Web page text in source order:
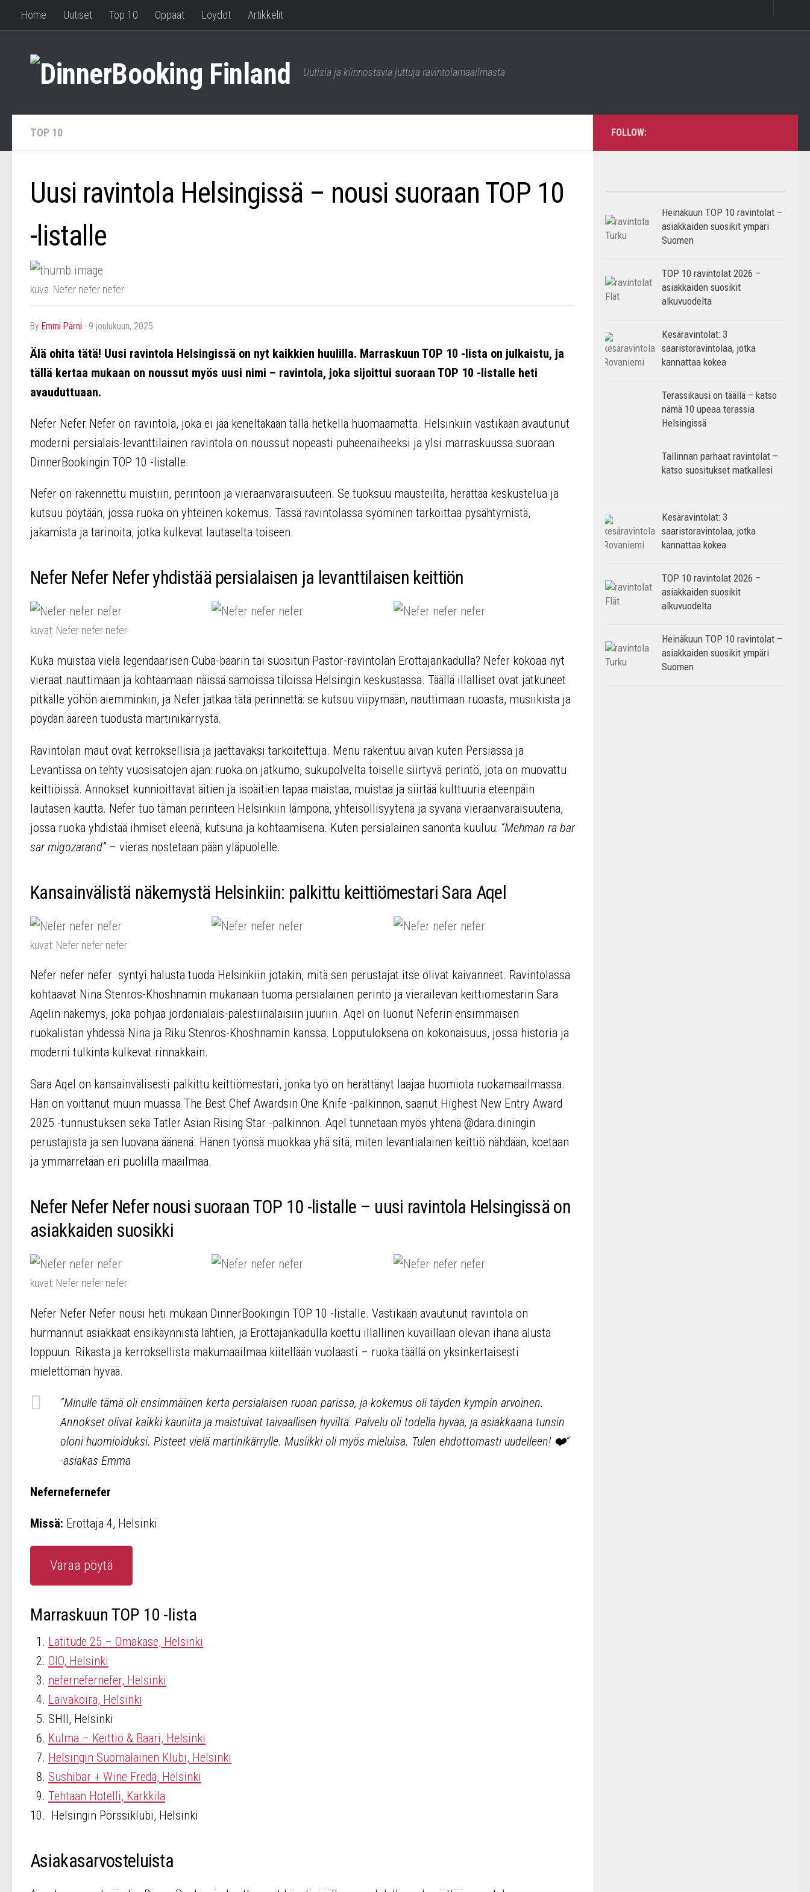
Home Uutiset Top 10 Oppaat Löydöt Artikkelit
Uutisia ja kiinnostavia juttuja ravintolamaailmasta
TOP 10
Uusi ravintola Helsingissä – nousi suoraan TOP 10
-listalle
kuva: Nefer nefer nefer
by Emmi Pärni · 9 joulukuun, 2025
Älä ohita tätä! Uusi ravintola Helsingissä on nyt kaikkien huulilla. Marraskuun TOP 10 -lista on julkaistu, ja
tällä kertaa mukaan on noussut myös uusi nimi – ravintola, joka sijoittui suoraan TOP 10 -listalle heti
avauduttuaan.
Nefer Nefer Nefer on ravintola, joka ei jää keneltäkään tällä hetkellä huomaamatta. Helsinkiin vastikään avautunut
moderni persialais-levanttilainen ravintola on noussut nopeasti puheenaiheeksi ja ylsi marraskuussa suoraan
DinnerBookingin TOP 10 -listalle.
Nefer on rakennettu muistiin, perintöön ja vieraanvaraisuuteen. Se tuoksuu mausteilta, herättää keskustelua ja
kutsuu pöytään, jossa ruoka on yhteinen kokemus. Tässä ravintolassa syöminen tarkoittaa pysähtymistä,
jakamista ja tarinoita, jotka kulkevat lautaselta toiseen.
Nefer Nefer Nefer yhdistää persialaisen ja levanttilaisen keittiön
kuvat: Nefer nefer nefer
Kuka muistaa vielä legendaarisen Cuba-baarin tai suositun Pastor-ravintolan Erottajankadulla? Nefer kokoaa nyt
vieraat nauttimaan ja kohtaamaan näissä samoissa tiloissa Helsingin keskustassa. Täällä illalliset ovat jatkuneet
pitkälle yöhön aiemminkin, ja Nefer jatkaa tätä perinnettä: se kutsuu viipymään, nauttimaan ruoasta, musiikista ja
pöydän ääreen tuodusta martinikärrystä.
Ravintolan maut ovat kerroksellisia ja jaettavaksi tarkoitettuja. Menu rakentuu aivan kuten Persiassa ja
Levantissa on tehty vuosisatojen ajan: ruoka on jatkumo, sukupolvelta toiselle siirtyvä perintö, jota on muovattu
keittiöissä. Annokset kunnioittavat äitien ja isoäitien tapaa maistaa, muistaa ja siirtää kulttuuria eteenpäin
lautasen kautta. Nefer tuo tämän perinteen Helsinkiin lämpönä, yhteisöllisyytenä ja syvänä vieraanvaraisuutena,
jossa ruoka yhdistää ihmiset eleenä, kutsuna ja kohtaamisena. Kuten persialainen sanonta kuuluu: “Mehman ra bar
sar migozarand”– vieras nostetaan pään yläpuolelle.
Kansainvälistä näkemystä Helsinkiin: palkittu keittiömestari Sara Aqel
kuvat: Nefer nefer nefer
Nefer nefer nefer syntyi halusta tuoda Helsinkiin jotakin, mitä sen perustajat itse olivat kaivanneet. Ravintolassa
kohtaavat Nina Stenros-Khoshnamin mukanaan tuoma persialainen perintö ja vierailevan keittiömestarin Sara
Aqelin näkemys, joka pohjaa jordanialais-palestiinalaisiin juuriin. Aqel on luonut Neferin ensimmäisen
ruokalistan yhdessä Nina ja Riku Stenros-Khoshnamin kanssa. Lopputuloksena on kokonaisuus, jossa historia ja
moderni tulkinta kulkevat rinnakkain.
Sara Aqel on kansainvälisesti palkittu keittiömestari, jonka työ on herättänyt laajaa huomiota ruokamaailmassa.
Hän on voittanut muun muassa The Best Chef Awardsin One Knife -palkinnon, saanut Highest New Entry Award
2025 -tunnustuksen sekä Tatler Asian Rising Star -palkinnon. Aqel tunnetaan myös yhtenä @dara.diningin
perustajista ja sen luovana äänenä. Hänen työnsä muokkaa yhä sitä, miten levantialainen keittiö nähdään, koetaan
ja ymmärretään eri puolilla maailmaa.
Nefer Nefer Nefer nousi suoraan TOP 10 -listalle – uusi ravintola Helsingissä on
asiakkaiden suosikki
kuvat: Nefer nefer nefer
Nefer Nefer Nefer nousi heti mukaan DinnerBookingin TOP 10 -listalle. Vastikään avautunut ravintola on
hurmannut asiakkaat ensikäynnistä lähtien, ja Erottajankadulla koettu illallinen kuvaillaan olevan ihana alusta
loppuun. Rikasta ja kerroksellista makumaailmaa kiitellään vuolaasti – ruoka täällä on yksinkertaisesti
mielettömän hyvää.
“Minulle tämä oli ensimmäinen kerta persialaisen ruoan parissa, ja kokemus oli täyden kympin arvoinen.
Annokset olivat kaikki kauniita ja maistuivat taivaallisen hyviltä. Palvelu oli todella hyvää, ja asiakkaana tunsin
oloni huomioiduksi. Pisteet vielä martinikärrylle. Musiikki oli myös mieluisa. Tulen ehdottomasti uudelleen! ❤️”
-asiakas Emma
Nefernefernefer
Missä: Erottaja 4, Helsinki
Varaa pöytä
Marraskuun TOP 10 -lista
Latitude 25 – Omakase, Helsinki
OlO, Helsinki
nefernefernefer, Helsinki
Laivakoira, Helsinki
SHII, Helsinki
Kulma – Keittiö & Baari, Helsinki
Helsingin Suomalainen Klubi, Helsinki
Sushibar + Wine Freda, Helsinki
Tehtaan Hotelli, Karkkila
Helsingin Pörssiklubi, Helsinki
Asiakasarvosteluista
FOLLOW:
Heinäkuun TOP 10 ravintolat –
asiakkaiden suosikit ympäri
Suomen
TOP 10 ravintolat 2026 –
asiakkaiden suosikit
alkuvuodelta
Kesäravintolat: 3
saaristoravintolaa, jotka
kannattaa kokea
Terassikausi on täällä – katso
nämä 10 upeaa terassia
Helsingissä
Tallinnan parhaat ravintolat –
katso suositukset matkallesi
Kesäravintolat: 3
saaristoravintolaa, jotka
kannattaa kokea
TOP 10 ravintolat 2026 –
asiakkaiden suosikit
alkuvuodelta
Heinäkuun TOP 10 ravintolat –
asiakkaiden suosikit ympäri
Suomen